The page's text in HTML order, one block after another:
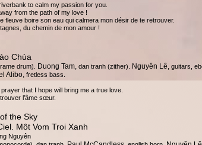
to calm my passion for you.
from the path of my love !
fleuve boire son eau qui calmera mon désir de te retrouver.
du chemin de mon amour !
Chùa
drum). Duong Tam, dan tranh (zither). Nguyên Lê, guitars,
Alibo, fretless bass.
that I hope will bring me a true love.
l’âme sœur.
the Sky
Môt Vom Troi Xanh
Nguyên